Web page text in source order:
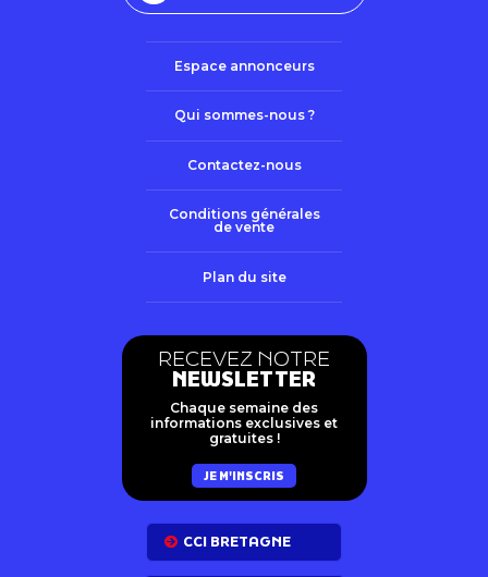
Espace annonceurs
Qui sommes-nous ?
Contactez-nous
Conditions générales
de vente
Plan du site
RECEVEZ NOTRE
NEWSLETTER
Chaque semaine des
informations exclusives et
gratuites !
JE M'INSCRIS
CCI BRETAGNE